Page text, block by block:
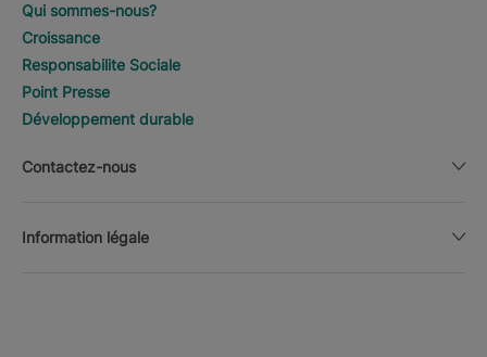
Qui sommes-nous?
Croissance
Responsabilite Sociale
Point Presse
Développement durable
Contactez-nous
Information légale